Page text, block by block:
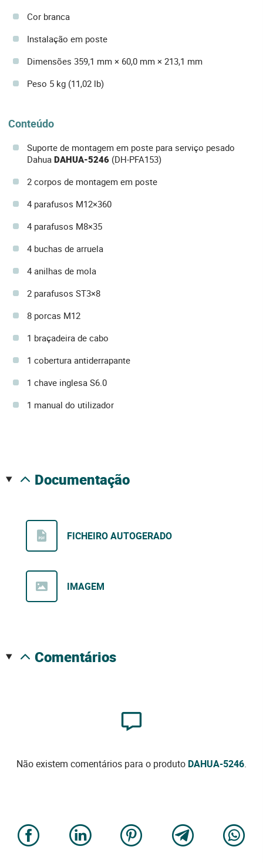
Cor branca
Instalação em poste
Dimensões 359,1 mm × 60,0 mm × 213,1 mm
Peso 5 kg (11,02 lb)
Conteúdo
Suporte de montagem em poste para serviço pesado
Dahua DAHUA-5246 (DH-PFA153)
2 corpos de montagem em poste
4 parafusos M12×360
4 parafusos M8×35
4 buchas de arruela
4 anilhas de mola
2 parafusos ST3×8
8 porcas M12
1 braçadeira de cabo
1 cobertura antiderrapante
1 chave inglesa S6.0
1 manual do utilizador
documentação
FICHEIRO AUTOGERADO
IMAGEM
comentários
Não existem comentários para o produto DAHUA-5246.